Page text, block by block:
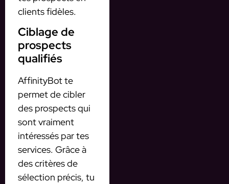
clients fidèles.
Ciblage de
prospects
qualifiés
AffinityBot te
permet de cibler
des prospects qui
sont vraiment
intéressés par tes
services. Grâce à
des critères de
sélection précis, tu